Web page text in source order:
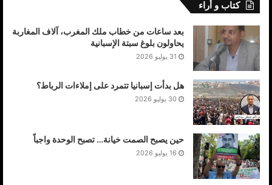
كتاب و أراء
بعد ساعات من خطاب ملك المغرب، آلاف المغاربة
يحاولون بلوغ سبتة الإسبانية
31 يوليو 2026
هل بدأت إسبانيا تتمرد على إملاءات الرباط؟
30 يوليو 2026
حين يصبح الصمت خيانة… تصبح الوحدة واجباً
16 يوليو 2026